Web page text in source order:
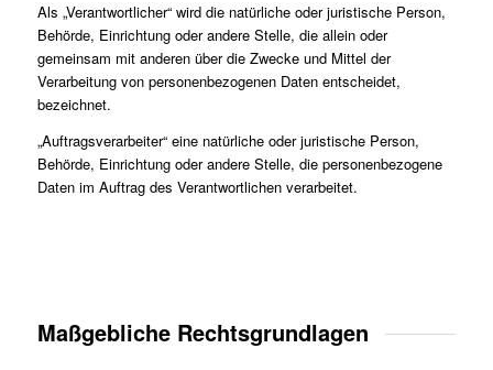
Als „Verantwortlicher“ wird die natürliche oder juristische Person,
Behörde, Einrichtung oder andere Stelle, die allein oder
gemeinsam mit anderen über die Zwecke und Mittel der
Verarbeitung von personenbezogenen Daten entscheidet,
bezeichnet.
„Auftragsverarbeiter“ eine natürliche oder juristische Person,
Behörde, Einrichtung oder andere Stelle, die personenbezogene
Daten im Auftrag des Verantwortlichen verarbeitet.
Maßgebliche Rechtsgrundlagen